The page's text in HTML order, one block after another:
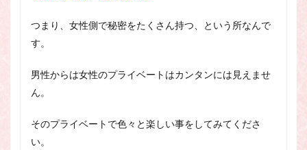
つまり、女性側で秘密をたくさん持つ、という所なんで
す。
男性からは女性のプライベートはカンタンには見えませ
ん。
そのプライベートで色々と楽しい事をしてみてくださ
い。